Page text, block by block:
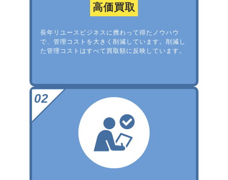
高価買取
長年リユースビジネスに携わって得たノウハウ
で、管理コストを大きく削減しています。削減し
た管理コストはすべて買取額に反映しています。